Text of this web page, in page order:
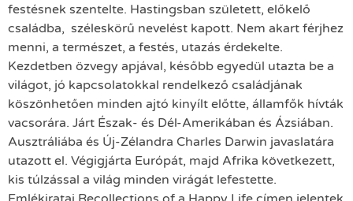
festésnek szentelte. Hastingsban született, előkelő
családba, széleskörű nevelést kapott. Nem akart férjhez
menni, a természet, a festés, utazás érdekelte.
Kezdetben özvegy apjával, később egyedül utazta be a
világot, jó kapcsolatokkal rendelkező családjának
köszönhetően minden ajtó kinyílt előtte, államfők hívták
vacsorára. Járt Észak- és Dél-Amerikában és Ázsiában.
Ausztráliába és Új-Zélandra Charles Darwin javaslatára
utazott el. Végigjárta Európát, majd Afrika következett,
kis túlzással a világ minden virágát lefestette.